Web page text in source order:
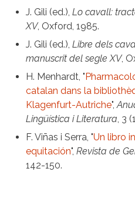
J. Gili (ed.), Lo cavall:
XV, Oxford, 1985.
J. Gili (ed.), Libre dels
manuscrit del segle XV,
H. Menhardt, "
catalan dans la
Klagenfurt-Autriche",
Lingüística i Literatura, 3
F. Viñas i Serra, "Un libro
equitación", Revista de
142-150.